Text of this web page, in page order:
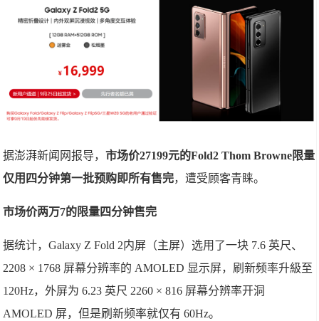
据澎湃新闻网报导，市场价27199元的Fold2 Thom Browne限量
仅用四分钟第一批预购即所有售完，遭受顾客青睐。
市场价两万7的限量四分钟售完
据统计，Galaxy Z Fold 2内屏（主屏）选用了一块 7.6 英尺、
2208 × 1768 屏幕分辨率的 AMOLED 显示屏，刷新频率升級至
120Hz，外屏为 6.23 英尺 2260 × 816 屏幕分辨率开洞
AMOLED 屏，但是刷新频率就仅有 60Hz。